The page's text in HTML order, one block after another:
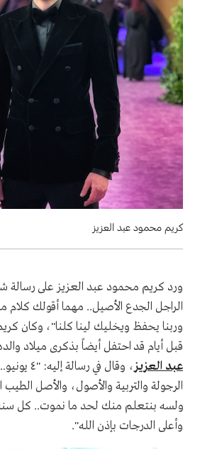
كريم محمود عبد العزيز
ورد كريم محمود عبد العزيز على رسالة
الراجل الجدع الأصيل.. مهما أقولك
وربنا يحفظ ويخليك لينا كلنا"، وكان
قبل أيام قد احتفل أيضاً بذكرى ميلاد
عبد العزيز
، وقال في
الرجولة والتربية والأصول، والأصل الطيب
ولسه بنتعلم منك لحد ما نموت.. كل
وأعلى الدرجات بإذن الله".